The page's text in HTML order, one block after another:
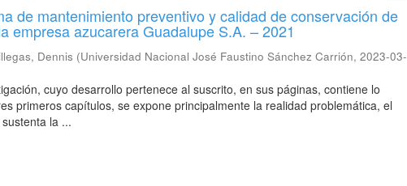
de mantenimiento preventivo y calidad de conservación de
empresa azucarera Guadalupe S.A. – 2021
Dennis (Universidad Nacional José Faustino Sánchez Carrión,2023-03-
cuyo desarrollo pertenece al suscrito, en sus páginas, contiene lo
primeros capítulos, se expone principalmente la realidad problemática, el
la ...